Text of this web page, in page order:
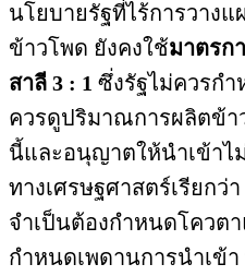
นโยบายรัฐที่ไร้การวางแ
ข้าวโพด ยังคงใช้มาตรก
สาลี 3 : 1 ซึ่งรัฐไม่ควรก
ควรดูปริมาณการผลิตข้า
นี้และอนุญาตให้นำเข้า
ทางเศรษฐศาสตร์เรียกว่
จำเป็นต้องกำหนดโควต
กำหนดเพดานการนำเข้